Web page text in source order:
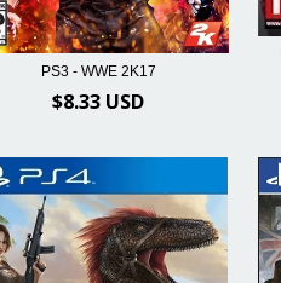
PS3 - WWE 2K17
$8.33 USD